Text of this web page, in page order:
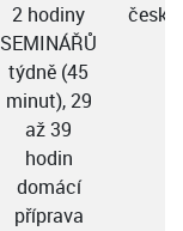
2 hodiny
SEMINÁŘŮ
týdně (45
minut), 29
až 39
hodin
domácí
příprava
česky